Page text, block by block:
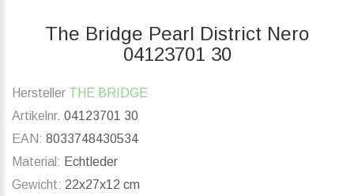
The Bridge Pearl District Nero
04123701 30
Hersteller THE BRIDGE
Artikelnr. 04123701 30
EAN: 8033748430534
Material: Echtleder
Gewicht: 22x27x12 cm